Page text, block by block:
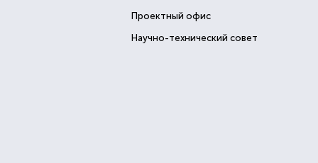
Проектный офис
Научно-технический совет